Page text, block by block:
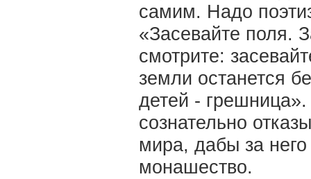
самим. Надо
«Засевайте поля.
смотрите:
земли останется
детей -
сознательно
мира, дабы за
монашество.